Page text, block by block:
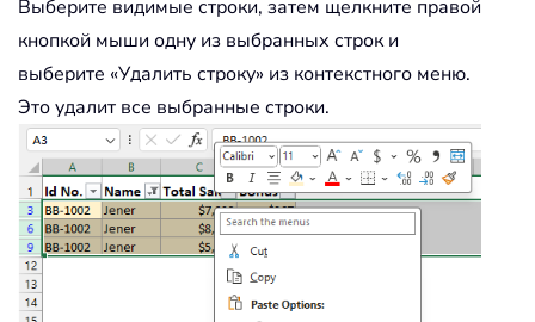
Выберите видимые строки, затем щелкните правой
кнопкой мыши одну из выбранных строк и
выберите «Удалить строку» из контекстного меню.
Это удалит все выбранные строки.